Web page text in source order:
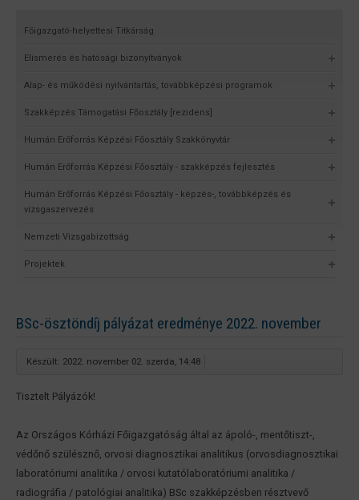
Főigazgató-helyettesi Titkárság
Elismerés és hatósági bizonyítványok
Alap- és működési nyilvántartás, továbbképzési programok
Szakképzés Támogatási Főosztály [rezidens]
Humán Erőforrás Képzési Főosztály Szakkönyvtár
Humán Erőforrás Képzési Főosztály - szakképzés fejlesztés
Humán Erőforrás Képzési Főosztály - képzés-, továbbképzés és
vizsgaszervezés
Nemzeti Vizsgabizottság
Projektek
BSc-ösztöndíj pályázat eredménye 2022. november
Készült: 2022. november 02. szerda, 14:48
Tisztelt Pályázók!
Az Országos Kórházi Főigazgatóság által az ápoló-, mentőtiszt-,
védőnő szülésznő, orvosi diagnosztikai analitikus (orvosdiagnosztikai
laboratóriumi analitika / orvosi kutatólaboratóriumi analitika /
radiográfia / patológiai analitika) BSc szakképzésben résztvevő